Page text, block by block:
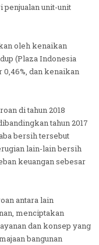
penjualan unit-unit
oleh kenaikan
(Plaza Indonesia
0,46%, dan kenaikan
di tahun 2018
tahun 2017
bersih tersebut
lain-lain bersih
keuangan sebesar
antara lain
menciptakan
dan konsep yang
bangunan